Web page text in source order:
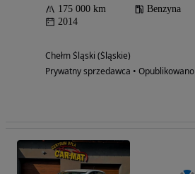
175 000 km Benzyna
2014
Chełm Śląski (Śląskie)
Prywatny sprzedawca • Opublikowano